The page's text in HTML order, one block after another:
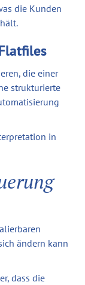
die Kunden
die einer
strukturierte
in
ändern kann
dass die